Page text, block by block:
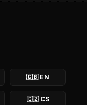
🇬🇧 EN
🇨🇿 CS